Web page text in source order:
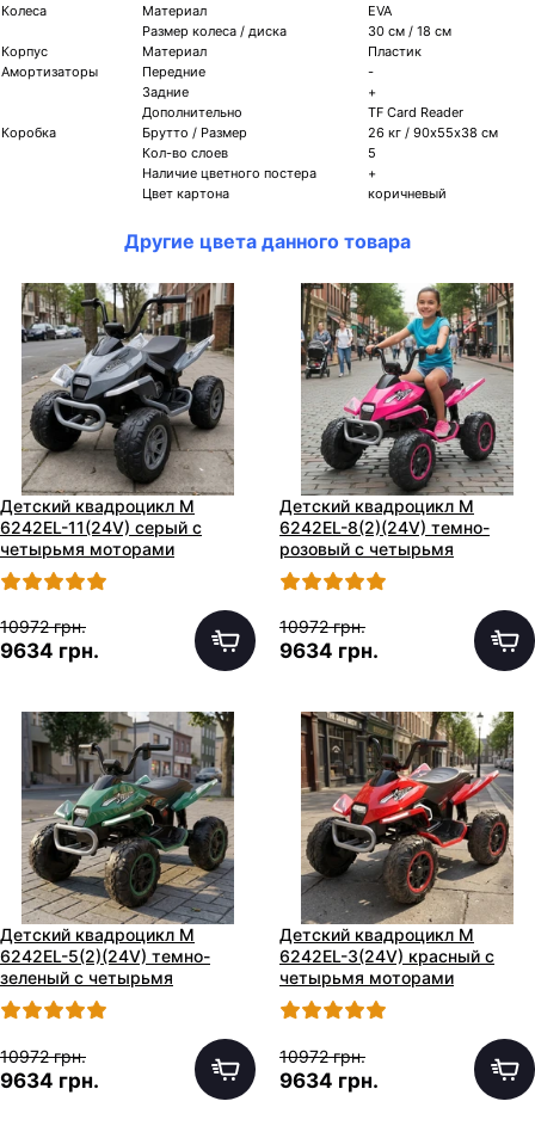
Колеса
Материал
EVA
Размер колеса / диска
30 см / 18 см
Корпус
Материал
Пластик
Амортизаторы
Передние
-
Задние
+
Дополнительно
TF Card Reader
Коробка
Брутто / Размер
26 кг / 90х55х38 см
Кол-во слоев
5
Наличие цветного постера
+
Цвет картона
коричневый
Другие цвета данного товара
Детский квадроцикл M
6242EL-11(24V) серый с
четырьмя моторами
10972 грн.
9634 грн.
Детский квадроцикл M
6242EL-8(2)(24V) темно-
розовый с четырьмя
моторами
10972 грн.
9634 грн.
Детский квадроцикл M
6242EL-5(2)(24V) темно-
зеленый с четырьмя
моторами
10972 грн.
9634 грн.
Детский квадроцикл M
6242EL-3(24V) красный с
четырьмя моторами
10972 грн.
9634 грн.